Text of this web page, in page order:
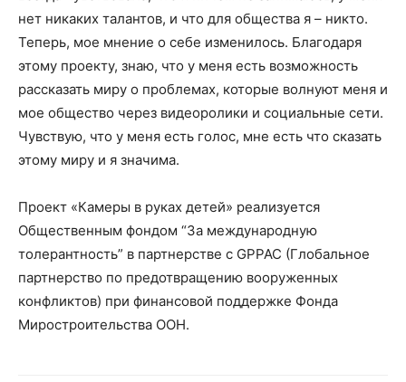
нет никаких талантов, и что для общества я – никто.
Теперь, мое мнение о себе изменилось. Благодаря
этому проекту, знаю, что у меня есть возможность
рассказать миру о проблемах, которые волнуют меня и
мое общество через видеоролики и социальные сети.
Чувствую, что у меня есть голос, мне есть что сказать
этому миру и я значима.
Проект «Камеры в руках детей» реализуется
Общественным фондом “За международную
толерантность” в партнерстве с GPPAC (Глобальное
партнерство по предотвращению вооруженных
конфликтов) при финансовой поддержке Фонда
Миростроительства ООН.